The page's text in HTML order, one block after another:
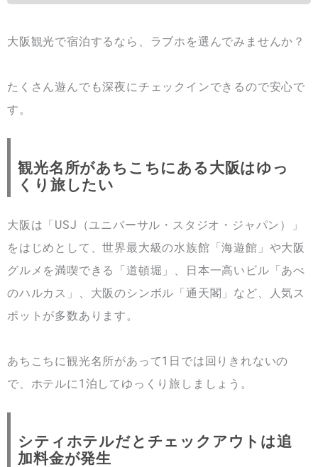
大阪観光で宿泊するなら、ラブホを選んでみませんか？
たくさん遊んでも深夜にチェックインできるので安心で
す。
観光名所があちこちにある大阪はゆっ
くり旅したい
大阪は「USJ（ユニバーサル・スタジオ・ジャパン）」
をはじめとして、世界最大級の水族館「海遊館」や大阪
グルメを満喫できる「道頓堀」、日本一高いビル「あべ
のハルカス」、大阪のシンボル「通天閣」など、人気ス
ポットが多数あります。
あちこちに観光名所があって1日では回りきれないの
で、ホテルに1泊してゆっくり旅しましょう。
シティホテルだとチェックアウトは追
加料金が発生